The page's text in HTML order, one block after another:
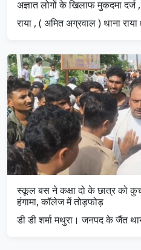
अज्ञात लोगों के खिलाफ मुकदमा दर्ज ,
राया , ( अमित अग्रवाल ) थाना
स्कूल बस ने कक्षा दो के छात्र को
हंगामा, कॉलेज में तोड़फोड़
डी डी शर्मा मथुरा। जनपद के जैंत